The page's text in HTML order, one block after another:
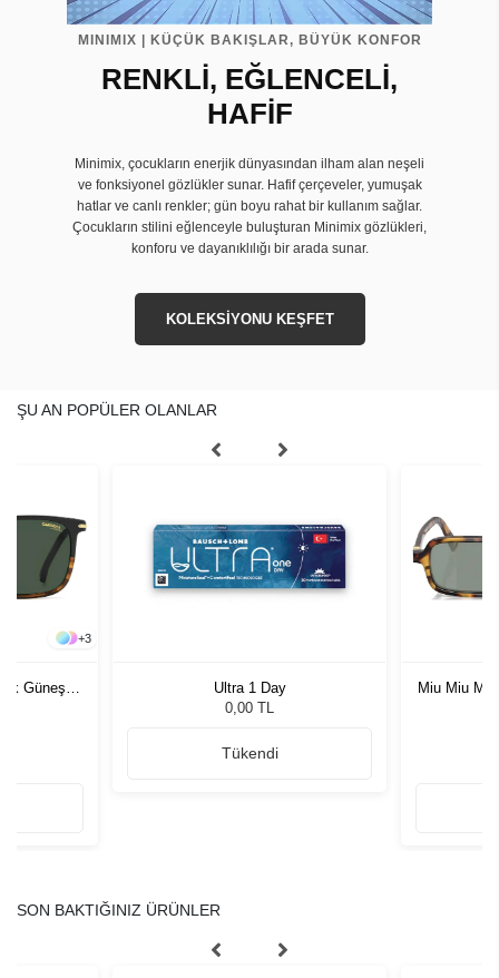
MINIMIX | KÜÇÜK BAKIŞLAR, BÜYÜK KONFOR
RENKLİ, EĞLENCELİ,
HAFİF
Minimix, çocukların enerjik dünyasından ilham alan neşeli
ve fonksiyonel gözlükler sunar. Hafif çerçeveler, yumuşak
hatlar ve canlı renkler; gün boyu rahat bir kullanım sağlar.
Çocukların stilini eğlenceyle buluşturan Minimix gözlükleri,
konforu ve dayanıklılığı bir arada sunar.
KOLEKSİYONU KEŞFET
ŞU AN POPÜLER OLANLAR
+3
Güneş
Ultra 1 Day
0,00 TL
Tükendi
Miu Miu MU
SON BAKTIĞINIZ ÜRÜNLER